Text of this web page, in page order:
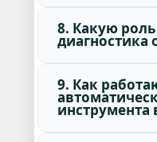
8. Какую
диагностика
9. Как
инструмента